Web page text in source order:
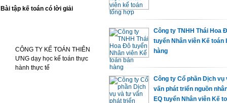
Bài tập kế toán có lời giải
CÔNG TY KẾ TOÁN THIÊN
ƯNG dạy học kế toán thực
hành thực tế
Công ty TNHH Thái Hoa
tuyển Nhân viên Kế toán
hàng
Công ty Cổ phần Dịch vụ
vấn phát triển nguồn
EQ tuyển Nhân viên Kế